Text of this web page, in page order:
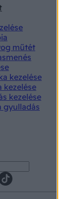
műtét
kezelése
kezelése
kezelése
gyulladás